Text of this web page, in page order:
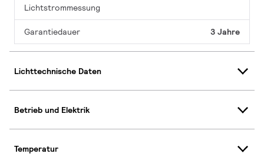
Lichtstrommessung
Garantiedauer 3 Jahre
Lichttechnische Daten
Betrieb und Elektrik
Temperatur